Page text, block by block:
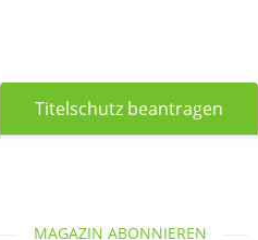
Titelschutz beantragen
MAGAZIN ABONNIEREN